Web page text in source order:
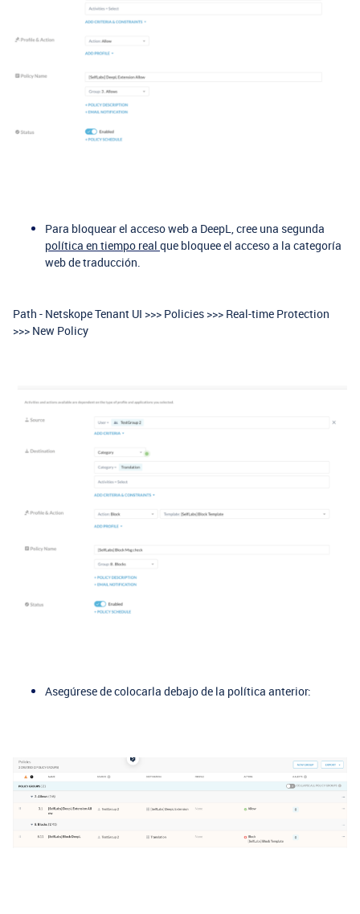
Para bloquear el acceso web a DeepL, cree una segunda
política en tiempo real que bloquee el acceso a la categoría
web de traducción.
Path - Netskope Tenant UI >>> Policies >>> Real-time Protection
>>> New Policy
Asegúrese de colocarla debajo de la política anterior: